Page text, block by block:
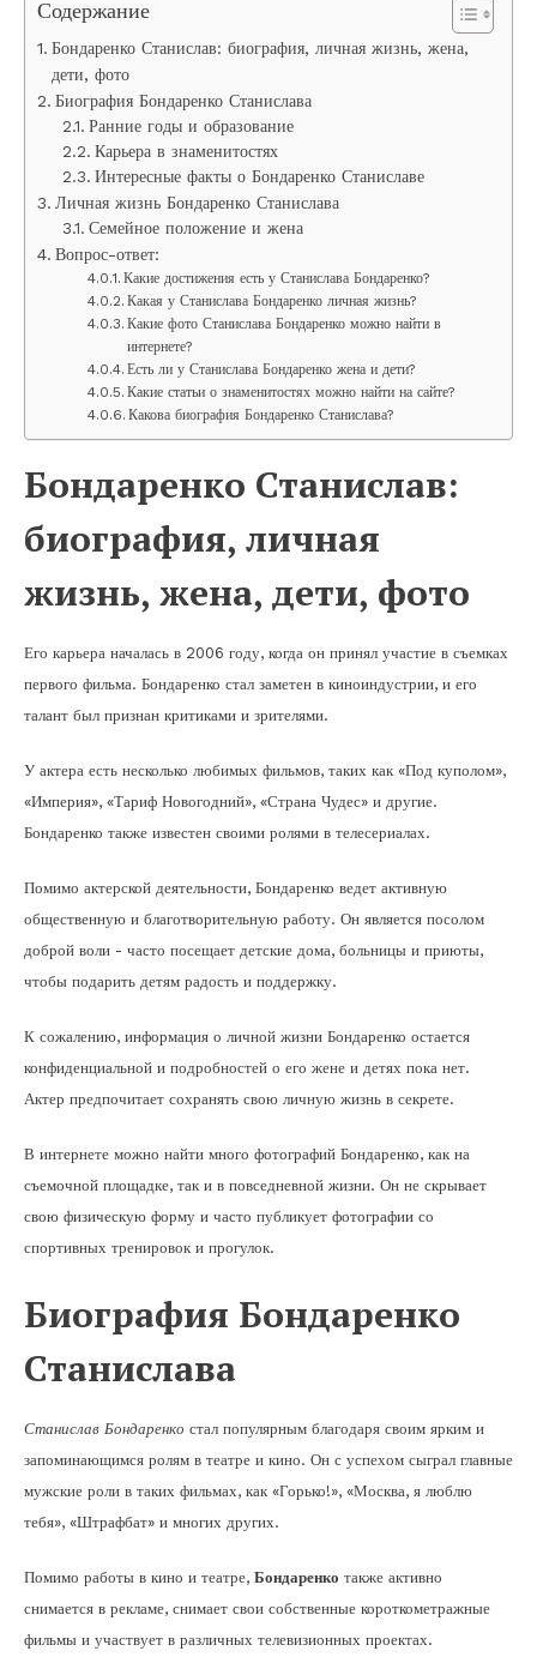
Содержание
Бондаренко Станислав: биография, личная жизнь, жена,
дети, фото
Биография Бондаренко Станислава
Ранние годы и образование
Карьера в знаменитостях
Интересные факты о Бондаренко Станиславе
Личная жизнь Бондаренко Станислава
Семейное положение и жена
Вопрос-ответ:
Какие достижения есть у Станислава Бондаренко?
Какая у Станислава Бондаренко личная жизнь?
Какие фото Станислава Бондаренко можно найти в
интернете?
Есть ли у Станислава Бондаренко жена и дети?
Какие статьи о знаменитостях можно найти на сайте?
Какова биография Бондаренко Станислава?
Бондаренко Станислав:
биография, личная
жизнь, жена, дети, фото
Его карьера началась в 2006 году, когда он принял участие в съемках
первого фильма. Бондаренко стал заметен в киноиндустрии, и его
талант был признан критиками и зрителями.
У актера есть несколько любимых фильмов, таких как «Под куполом»,
«Империя», «Тариф Новогодний», «Страна Чудес» и другие.
Бондаренко также известен своими ролями в телесериалах.
Помимо актерской деятельности, Бондаренко ведет активную
общественную и благотворительную работу. Он является посолом
доброй воли - часто посещает детские дома, больницы и приюты,
чтобы подарить детям радость и поддержку.
К сожалению, информация о личной жизни Бондаренко остается
конфиденциальной и подробностей о его жене и детях пока нет.
Актер предпочитает сохранять свою личную жизнь в секрете.
В интернете можно найти много фотографий Бондаренко, как на
съемочной площадке, так и в повседневной жизни. Он не скрывает
свою физическую форму и часто публикует фотографии со
спортивных тренировок и прогулок.
Биография Бондаренко
Станислава
Станислав Бондаренко стал популярным благодаря своим ярким и
запоминающимся ролям в театре и кино. Он с успехом сыграл главные
мужские роли в таких фильмах, как «Горько!», «Москва, я люблю
тебя», «Штрафбат» и многих других.
Помимо работы в кино и театре, Бондаренко также активно
снимается в рекламе, снимает свои собственные короткометражные
фильмы и участвует в различных телевизионных проектах.